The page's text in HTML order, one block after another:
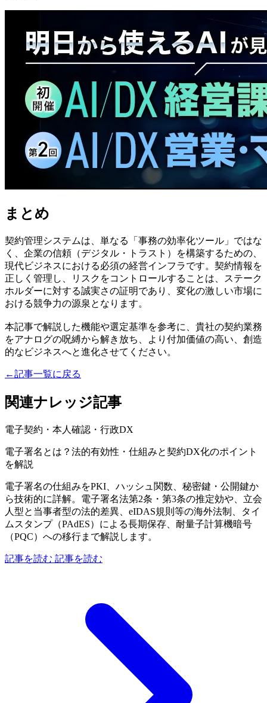
まとめ
契約管理システムは、単なる「事務の効率化ツール」ではな
く、企業の信頼（デジタル・トラスト）を構築するための、
現代ビジネスにおける必須の経営インフラです。契約情報を
正しく管理し、リスクをコントロールすることは、ステーク
ホルダーに対する誠実さの証明であり、変化の激しい市場に
おける競争力の源泉となります。
本記事で解説した機能や選定基準を参考に、貴社の契約業務
をアナログの呪縛から解き放ち、より付加価値の高い、創造
的なビジネスへと進化させてください。
←記事一覧に戻る
関連ナレッジ記事
電子契約・本人確認・行政DX
電子署名とは？法的有効性・仕組みと契約DX化のポイント
を解説
電子署名の仕組みをPKI、ハッシュ関数、秘密鍵・公開鍵か
ら技術的に詳解。電子署名法第2条・第3条の推定効や、立会
人型と当事者型の法的差異、eIDAS規則等の海外法制、タイ
ムスタンプ（PAdES）による長期保存、耐量子計算機暗号
（PQC）への移行まで解説します。
記事を読む 記事を読む